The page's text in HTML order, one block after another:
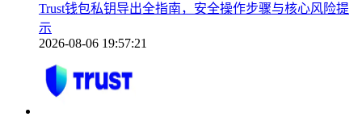
Trust钱包私钥导出全指南，安全操作步骤与核心风险提
示
2026-08-06 19:57:21